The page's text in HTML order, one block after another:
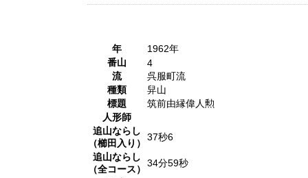
年
1962年
番山
4
流
呉服町流
種類
舁山
標題
筑前由縁偉人勲
人形師
追山ならし
（櫛田入り）
37秒6
追山ならし
（全コース）
34分59秒